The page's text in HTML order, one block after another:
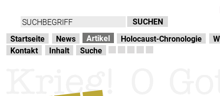
Startseite News Artikel Holocaust-Chronologie
Kontakt
Inhalt Suche